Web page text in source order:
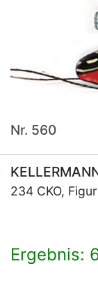
Nr. 560
234 CKO,
Ergebnis: